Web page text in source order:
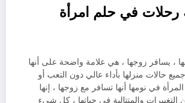
رحلات في حلم امرأة
، يسافر زوجها ، هي علامة واضحة على أنها
حالات منزلها بأداء عالي دون التعب أو
في نومها أنها تسافر مع زوجها ، إنها
التغييرات والمتتالية في حياتها ، كل شيء